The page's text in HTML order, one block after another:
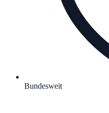
Bundesweit